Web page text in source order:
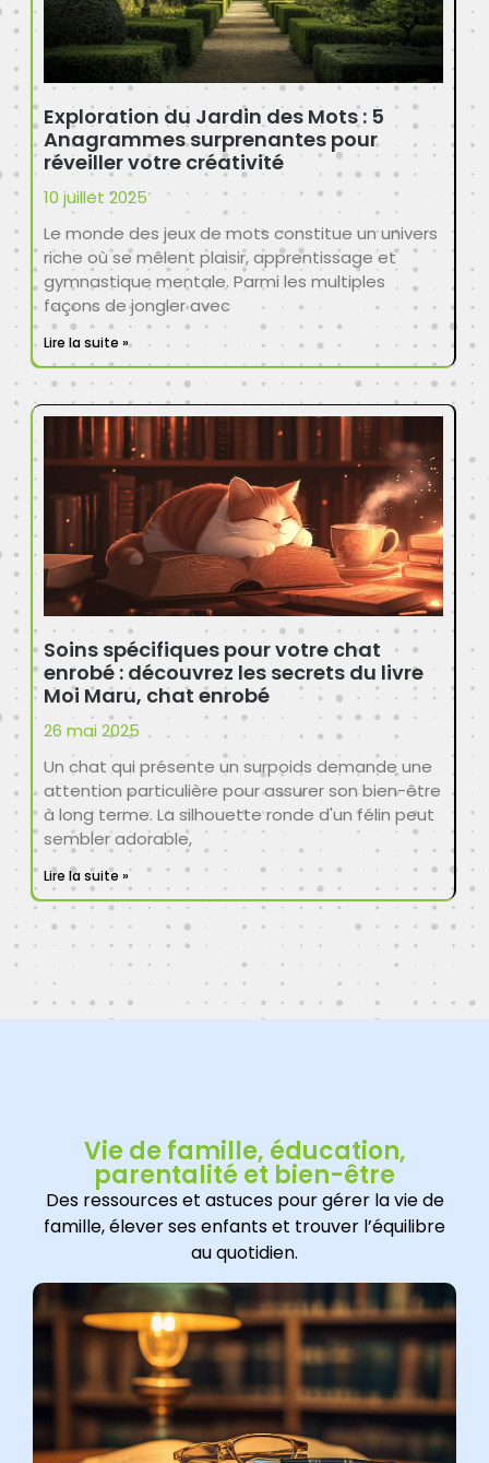
Exploration du Jardin des Mots : 5
Anagrammes surprenantes pour
réveiller votre créativité
10 juillet 2025
Le monde des jeux de mots constitue un univers
riche où se mêlent plaisir, apprentissage et
gymnastique mentale. Parmi les multiples
façons de jongler avec
Lire la suite »
Soins spécifiques pour votre chat
enrobé : découvrez les secrets du livre
Moi Maru, chat enrobé
26 mai 2025
Un chat qui présente un surpoids demande une
attention particulière pour assurer son bien-être
à long terme. La silhouette ronde d'un félin peut
sembler adorable,
Lire la suite »
Vie de famille, éducation,
parentalité et bien-être
Des ressources et astuces pour gérer la vie de
famille, élever ses enfants et trouver l’équilibre
au quotidien.